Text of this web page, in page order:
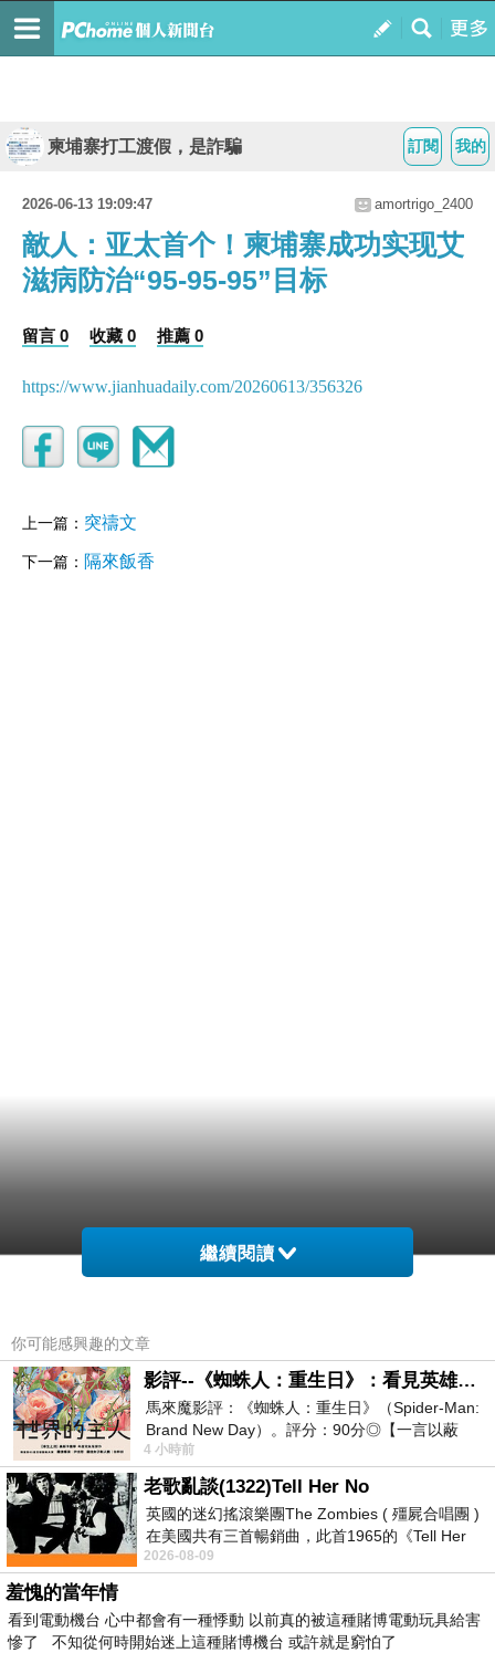
我的
訂閱
柬埔寨打工渡假，是詐騙
2026-06-13 19:09:47 amortrigo_2400
敵人：亚太首个！柬埔寨成功实现艾
滋病防治“95-95-95”目标
留言 0 收藏 0 推薦 0
https://www.jianhuadaily.com/20260613/356326
上一篇： 突禱文
下一篇： 隔來飯香
繼續閱讀
你可能感興趣的文章
影評--《蜘蛛人：重生日》：看見英雄的孤獨與重生
馬來魔影評：《蜘蛛人：重生日》（Spider-Man:
Brand New Day）。評分：90分◎【一言以蔽
之】：一個失去一切的英雄，學會放下孤獨、
4 小時前
老歌亂談(1322)Tell Her No
英國的迷幻搖滾樂團The Zombies ( 殭屍合唱團 )
在美國共有三首暢銷曲，此首1965的《Tell Her
No》即為其中之一，在告示牌百大單曲
2026-08-09
羞愧的當年情
看到電動機台 心中都會有一種悸動 以前真的被這種賭博電動玩具給害
慘了 不知從何時開始迷上這種賭博機台 或許就是窮怕了